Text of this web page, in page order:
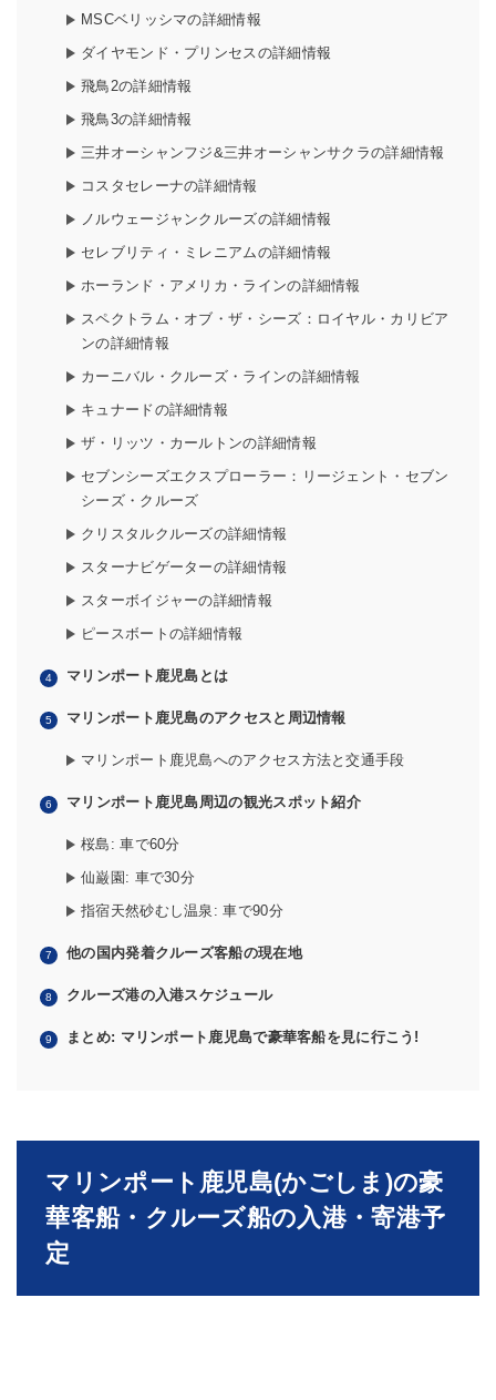
MSCベリッシマの詳細情報
ダイヤモンド・プリンセスの詳細情報
飛鳥2の詳細情報
飛鳥3の詳細情報
三井オーシャンフジ&三井オーシャンサクラの詳細情報
コスタセレーナの詳細情報
ノルウェージャンクルーズの詳細情報
セレブリティ・ミレニアムの詳細情報
ホーランド・アメリカ・ラインの詳細情報
スペクトラム・オブ・ザ・シーズ：ロイヤル・カリビア
ンの詳細情報
カーニバル・クルーズ・ラインの詳細情報
キュナードの詳細情報
ザ・リッツ・カールトンの詳細情報
セブンシーズエクスプローラー：リージェント・セブン
シーズ・クルーズ
クリスタルクルーズの詳細情報
スターナビゲーターの詳細情報
スターボイジャーの詳細情報
ピースボートの詳細情報
マリンポート鹿児島とは
マリンポート鹿児島のアクセスと周辺情報
マリンポート鹿児島へのアクセス方法と交通手段
マリンポート鹿児島周辺の観光スポット紹介
桜島: 車で60分
仙巌園: 車で30分
指宿天然砂むし温泉: 車で90分
他の国内発着クルーズ客船の現在地
クルーズ港の入港スケジュール
まとめ: マリンポート鹿児島で豪華客船を見に行こう!
マリンポート鹿児島(かごしま)の豪
華客船・クルーズ船の入港・寄港予
定